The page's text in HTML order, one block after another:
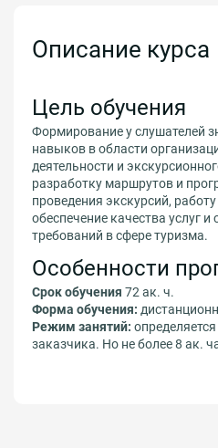
Описание курса
Цель обучения
Формирование у слушателей
навыков в области
деятельности и
разработку маршрутов и
проведения экскурсий,
обеспечение качества услуг
требований в сфере туризма.
Особенности
Срок обучения 72 ак. ч.
Форма обучения:
Режим занятий:
заказчика. Но не более 8 ак.